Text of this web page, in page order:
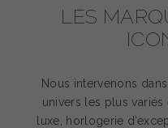
LES
Nous intervenons
univers les plus
luxe, horlogerie